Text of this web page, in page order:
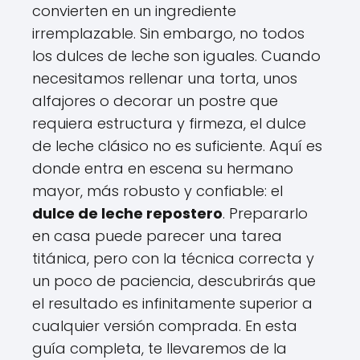
convierten en un ingrediente
irremplazable. Sin embargo, no todos
los dulces de leche son iguales. Cuando
necesitamos rellenar una torta, unos
alfajores o decorar un postre que
requiera estructura y firmeza, el dulce
de leche clásico no es suficiente. Aquí es
donde entra en escena su hermano
mayor, más robusto y confiable: el
dulce de leche repostero. Prepararlo
en casa puede parecer una tarea
titánica, pero con la técnica correcta y
un poco de paciencia, descubrirás que
el resultado es infinitamente superior a
cualquier versión comprada. En esta
guía completa, te llevaremos de la